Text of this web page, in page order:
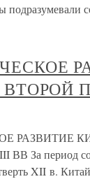
подразумевали
РАЗВИТИЕ
За период со
XII в. Китай